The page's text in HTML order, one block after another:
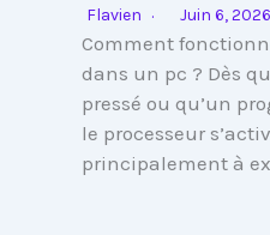
Flavien Juin 6, 2026
Comment
dans un pc ? Dès
pressé ou qu’un
le processeur
principalement à